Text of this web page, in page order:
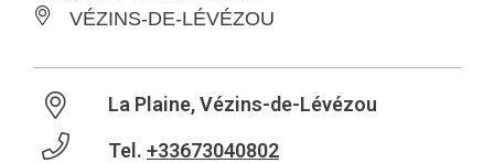
VÉZINS-DE-LÉVÉZOU
La Plaine, Vézins-de-Lévézou
Tel. +33673040802